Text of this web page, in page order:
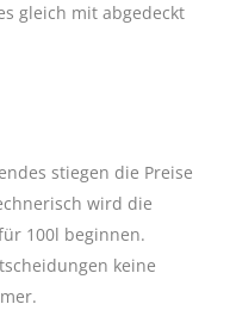
gleich mit abgedeckt
stiegen die Preise
wird die
100l beginnen.
keine